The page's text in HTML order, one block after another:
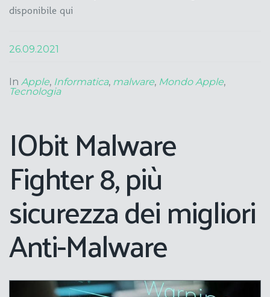
disponibile qui
26.09.2021
In Apple, Informatica, malware, Mondo Apple,
Tecnologia
IObit Malware
Fighter 8, più
sicurezza dei migliori
Anti-Malware